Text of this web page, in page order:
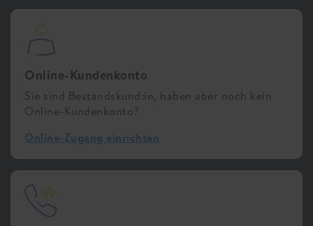
Online-Kundenkonto
Sie sind Bestandskund:in, haben aber noch kein
Online-Kundenkonto?
Online-Zugang einrichten